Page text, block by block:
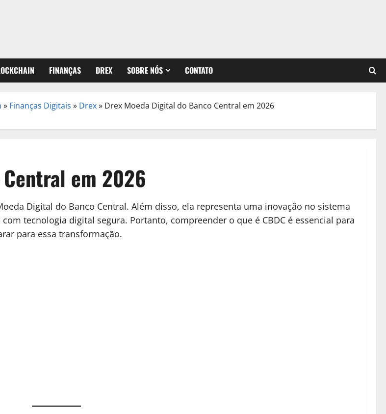
FINANÇAS DREX SOBRE NÓS CONTATO
» Finanças Digitais » Drex» Drex Moeda Digital do Banco Central em 2026
em 2026
Digital do Banco Central. Além disso, ela representa uma inovação no sistema
tecnologia digital segura. Portanto, compreender o que é CBDC é essencial para
para essa transformação.